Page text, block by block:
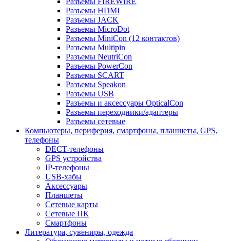
Разъемы HDMI
Разъемы JACK
Разъемы MicroDot
Разъемы MiniCon (12 контактов)
Разъемы Multipin
Разъемы NeutriCon
Разъемы PowerCon
Разъемы SCART
Разъемы Speakon
Разъемы USB
Разъемы и аксессуары OpticalCon
Разъемы переходники/адаптеры
Разъемы сетевые
Компьютеры, периферия, смартфоны, планшеты, GPS,
телефоны
DECT-телефоны
GPS устройства
IP-телефоны
USB-хабы
Аксессуары
Планшеты
Сетевые карты
Сетевые ПК
Смартфоны
Литература, сувениры, одежда